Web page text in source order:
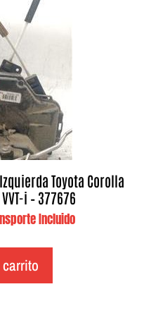
Toyota Corolla
i – 377676
Incluido